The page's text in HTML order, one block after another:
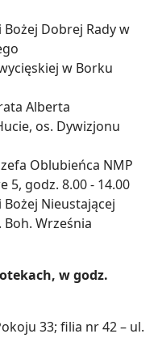
Bożej Dobrej Rady w
w Borku
Alberta
os. Dywizjonu
Oblubieńca NMP
5, godz. 8.00 - 14.00
Bożej Nieustającej
Września
w godz.
33; filia nr 42 – ul.